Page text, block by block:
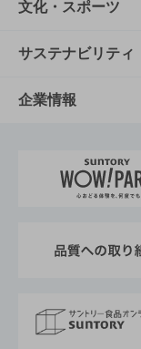
商品一覧
商品発売情報
栄養成分一覧
知る・楽しむ
キャンペーン
工場見学
地域情報
文化・スポーツ
文化・スポーツ
サントリーホー
サントリーサン
サステナビリティ
サステナビリテ
サントリーが
企業情報
企業概要
採用情報